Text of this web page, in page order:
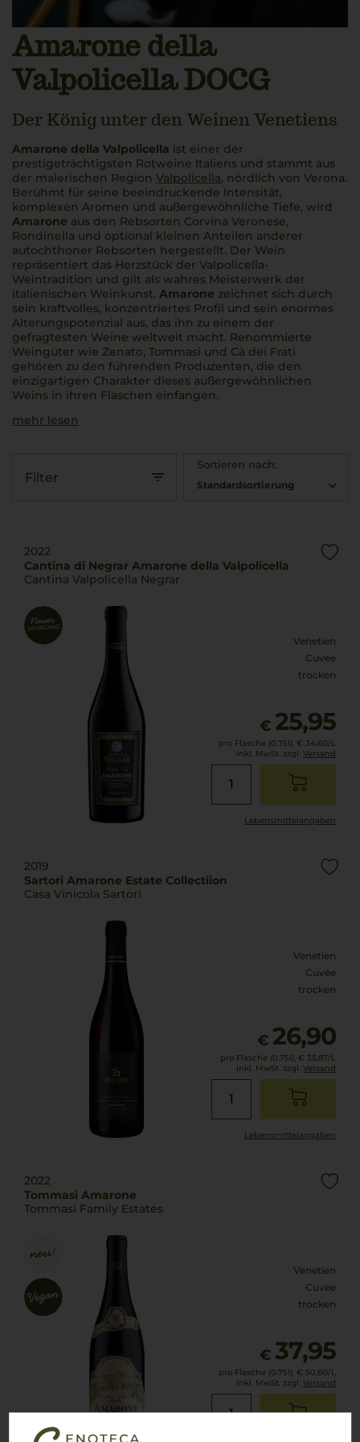
Amarone della
Valpolicella DOCG
Der König unter den Weinen Venetiens
Amarone della Valpolicella ist einer der
prestigeträchtigsten Rotweine Italiens und stammt aus
der malerischen Region Valpolicella, nördlich von Verona.
Berühmt für seine beeindruckende Intensität,
komplexen Aromen und außergewöhnliche Tiefe, wird
Amarone aus den Rebsorten Corvina Veronese,
Rondinella und optional kleinen Anteilen anderer
autochthoner Rebsorten hergestellt. Der Wein
repräsentiert das Herzstück der Valpolicella-
Weintradition und gilt als wahres Meisterwerk der
italienischen Weinkunst. Amarone zeichnet sich durch
sein kraftvolles, konzentriertes Profil und sein enormes
Alterungspotenzial aus, das ihn zu einem der
gefragtesten Weine weltweit macht. Renommierte
Weingüter wie Zenato, Tommasi und Cà dei Frati
gehören zu den führenden Produzenten, die den
einzigartigen Charakter dieses außergewöhnlichen
Weins in ihren Flaschen einfangen.
mehr lesen
Filter
Sortieren nach:
Standardsortierung
2022
Cantina di Negrar Amarone della Valpolicella
Cantina Valpolicella Negrar
Venetien
Cuvée
trocken
€ 25,95
pro Flasche (0.75l), € 34,60/L
inkl. MwSt. zzgl. Versand
Lebensmittel­angaben
2019
Sartori Amarone Estate Collectiion
Casa Vinicola Sartori
Venetien
Cuvée
trocken
€ 26,90
pro Flasche (0.75l), € 35,87/L
inkl. MwSt. zzgl. Versand
Lebensmittel­angaben
2022
Tommasi Amarone
Tommasi Family Estates
Venetien
Cuvée
trocken
€ 37,95
pro Flasche (0.75l), € 50,60/L
inkl. MwSt. zzgl. Versand